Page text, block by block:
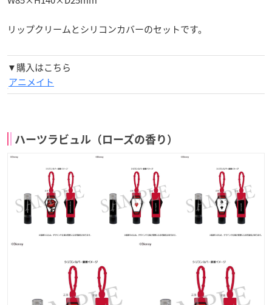
リップクリームとシリコンカバーのセットです。
▼購入はこちら
アニメイト
ハーツラビュル（ローズの香り）